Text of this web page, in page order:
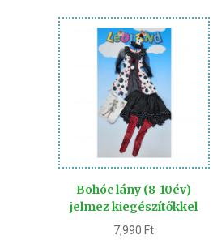
Bohóc lány (8-10év)
jelmez kiegészítőkkel
7,990 Ft